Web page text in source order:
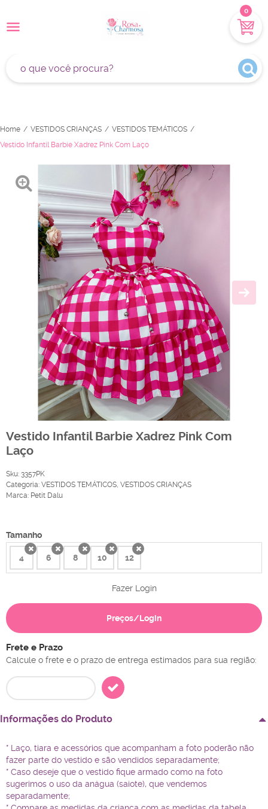
0
Home VESTIDOS CRIANÇAS
VESTIDOS TEMÁTICOS
Vestido Infantil Barbie Xadrez Pink Com Laço
Vestido Infantil Barbie Xadrez Pink Com
Laço
Sku: 3357PK
Categoria: VESTIDOS TEMÁTICOS, VESTIDOS CRIANÇAS
Marca: Petit Dalu
Tamanho
4 6 8 10x 12x
Fazer Login
Preços/Login
Frete e Prazo
Calcule o frete e o prazo de entrega estimados para sua região:
Informações do Produto
* Laço, tiara e acessórios que acompanham a foto poderão não
fazer parte do vestido e são vendidos separadamente;
* Caso deseje que o vestido fique armado como na foto
sugerimos o uso da anágua (saiote), que vendemos
separadamente;